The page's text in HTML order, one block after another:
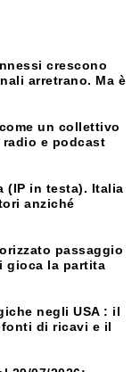
crescono
arretrano. Ma è
un collettivo
e podcast
(IP in testa). Italia
anziché
passaggio
gioca la partita
negli USA : il
fonti di ricavi e il